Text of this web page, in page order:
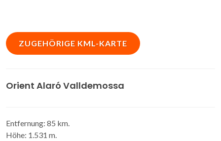
Google Maps
ZUGEHÖRIGE KML-KARTE
Orient Alaró Valldemossa
Entfernung: 85 km.
Höhe: 1.531 m.